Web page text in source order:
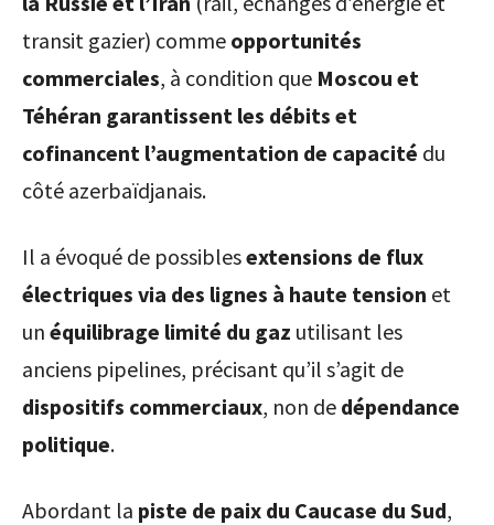
transit gazier) comme opportunités
commerciales, à condition que Moscou et
Téhéran garantissent les débits et
cofinancent l’augmentation de capacité du
côté azerbaïdjanais.
Il a évoqué de possiblesextensions de flux
électriques via des lignes à haute tension et
un équilibrage limité du gaz utilisant les
anciens pipelines, précisant qu’il s’agit de
dispositifs commerciaux, non de dépendance
politique.
Abordant la piste de paix du Caucase du Sud,